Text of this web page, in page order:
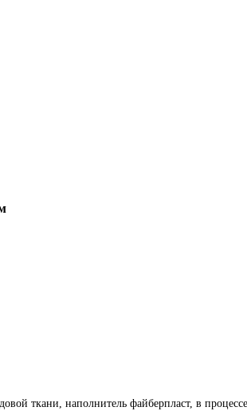
ткани, наполнитель файберпласт, в